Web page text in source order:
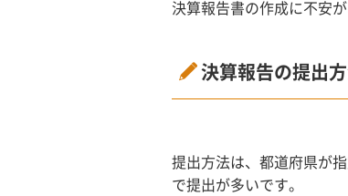
決算報告書の作成に不安
決算報告の提出
提出方法は、都道府県が
で提出が多いです。